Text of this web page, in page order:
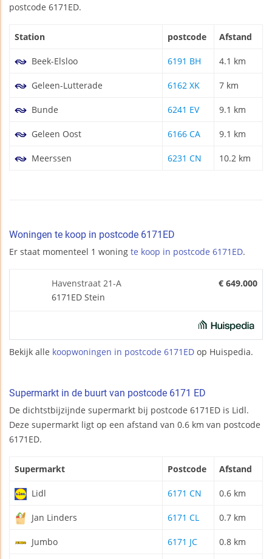
postcode 6171ED.
Station postcode Afstand
Beek-Elsloo 6191 BH 4.1 km
Geleen-Lutterade 6162 XK 7 km
Bunde 6241 EV 9.1 km
Geleen Oost 6166 CA 9.1 km
Meerssen 6231 CN 10.2 km
Woningen te koop in postcode 6171ED
Er staat momenteel 1 woning te koop in postcode 6171ED.
Havenstraat 21-A
6171ED Stein
€ 649.000
Bekijk alle koopwoningen in postcode 6171ED op Huispedia.
Supermarkt in de buurt van postcode 6171 ED
De dichtstbijzijnde supermarkt bij postcode 6171ED is Lidl.
Deze supermarkt ligt op een afstand van 0.6 km van postcode
6171ED.
Supermarkt Postcode Afstand
Lidl 6171 CN 0.6 km
Jan Linders 6171 CL 0.7 km
Jumbo 6171 JC 0.8 km